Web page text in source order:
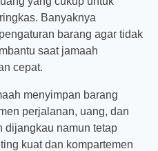
Banyaknya
barang agar tidak
saat jamaah
cepat.
menyimpan barang
perjalanan, uang, dan
dijangkau namun tetap
kuat dan kompartemen